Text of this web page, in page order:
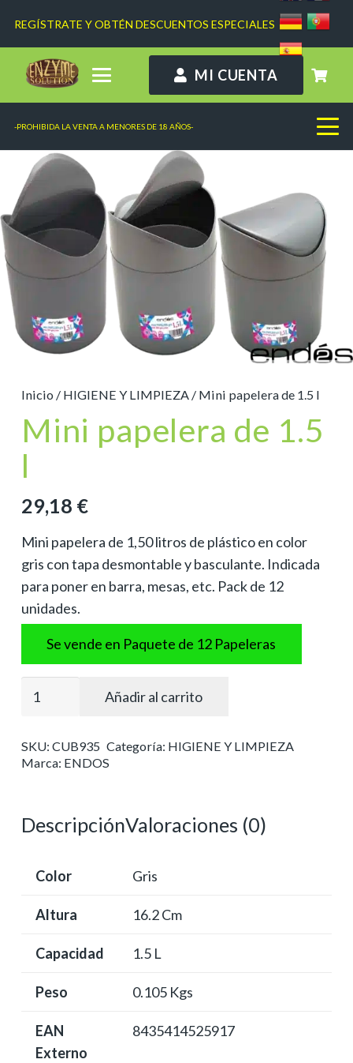
REGÍSTRATE Y OBTÉN DESCUENTOS ESPECIALES
MI CUENTA
-PROHIBIDA LA VENTA A MENORES DE 18 AÑOS-
Inicio / HIGIENE Y LIMPIEZA / Mini papelera de 1.5 l
Mini papelera de 1.5
l
29,18 €
Mini papelera de 1,50 litros de plástico en color
gris con tapa desmontable y basculante. Indicada
para poner en barra, mesas, etc. Pack de 12
unidades.
Se vende en Paquete de 12 Papeleras
1.5
Añadir al carrito
SKU: CUB935 Categoría: HIGIENE Y LIMPIEZA
Marca: ENDOS
DescripciónValoraciones (0)
Color Gris
Altura 16.2 Cm
Capacidad 1.5 L
Peso 0.105 Kgs
EAN
Externo
8435414525917